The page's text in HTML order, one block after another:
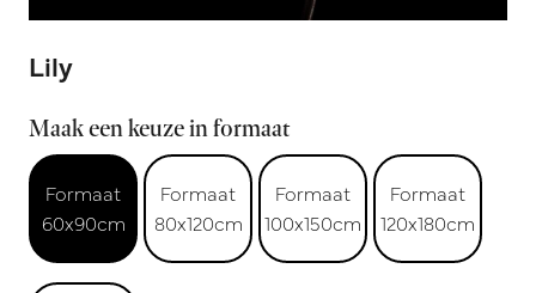
Lily
Maak een keuze in formaat
Formaat
60x90cm
Formaat
80x120cm
Formaat
100x150cm
Formaat
120x180cm